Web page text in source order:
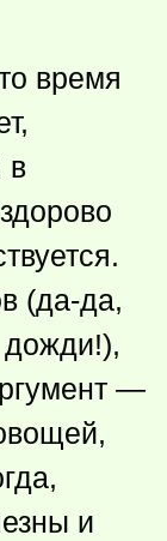
время
в
(да-да,
—
и